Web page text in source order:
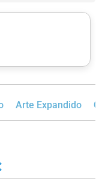
Arte Expandido